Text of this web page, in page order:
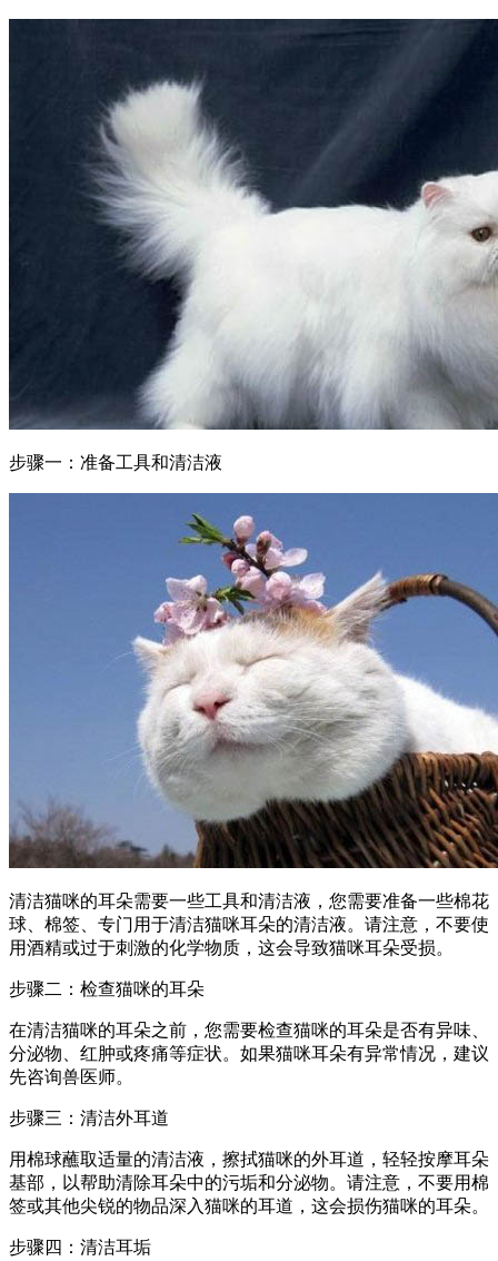
步骤一：准备工具和清洁液
清洁猫咪的耳朵需要一些工具和清洁液，您需要准备一些棉花
球、棉签、专门用于清洁猫咪耳朵的清洁液。请注意，不要使
用酒精或过于刺激的化学物质，这会导致猫咪耳朵受损。
步骤二：检查猫咪的耳朵
在清洁猫咪的耳朵之前，您需要检查猫咪的耳朵是否有异味、
分泌物、红肿或疼痛等症状。如果猫咪耳朵有异常情况，建议
先咨询兽医师。
步骤三：清洁外耳道
用棉球蘸取适量的清洁液，擦拭猫咪的外耳道，轻轻按摩耳朵
基部，以帮助清除耳朵中的污垢和分泌物。请注意，不要用棉
签或其他尖锐的物品深入猫咪的耳道，这会损伤猫咪的耳朵。
步骤四：清洁耳垢